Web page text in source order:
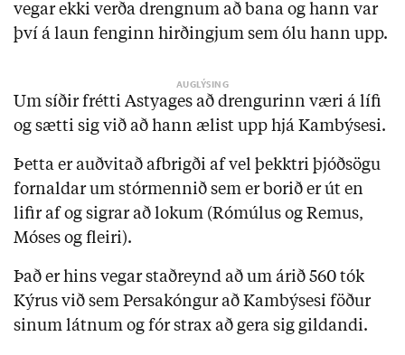
vegar ekki verða drengnum að bana og hann var
því á laun fenginn hirðingjum sem ólu hann upp.
Um síðir frétti Astyages að drengurinn væri á lífi
og sætti sig við að hann ælist upp hjá Kambýsesi.
Þetta er auðvitað afbrigði af vel þekktri þjóðsögu
fornaldar um stórmennið sem er borið er út en
lifir af og sigrar að lokum (Rómúlus og Remus,
Móses og fleiri).
Það er hins vegar staðreynd að um árið 560 tók
Kýrus við sem Persakóngur að Kambýsesi föður
sinum látnum og fór strax að gera sig gildandi.